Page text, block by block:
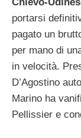
portarsi
pagato un
per mano di
in velocità.
D’Agostino
Marino ha
Pellissier e